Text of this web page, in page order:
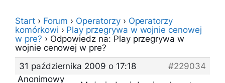
Start › Forum › Operatorzy › Operatorzy
komórkowi › Play przegrywa w wojnie cenowej
w pre? › Odpowiedz na: Play przegrywa w
wojnie cenowej w pre?
31 października 2009 o 17:18
#229034
Anonimowy